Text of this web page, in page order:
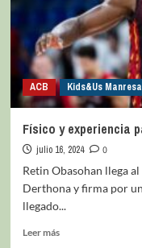
ACB Kids&Us Manresa
Físico y experiencia
julio 16, 2024
0
Retin Obasohan llega
Derthona y firma por
llegado...
Leer más